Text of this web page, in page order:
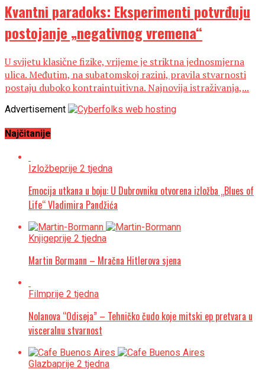
Kvantni paradoks: Eksperimenti potvrđuju
postojanje „negativnog vremena“
U svijetu klasične fizike, vrijeme je striktna jednosmjerna
ulica. Međutim, na subatomskoj razini, pravila stvarnosti
postaju duboko kontraintuitivna. Najnovija istraživanja,...
Advertisement
Najčitanije
Izložbeprije 2 tjedna
Emocija utkana u boju: U Dubrovniku otvorena izložba „Blues of
Life“ Vladimira Pandžića
Knjigeprije 2 tjedna
Martin Bormann – Mračna Hitlerova sjena
Filmprije 2 tjedna
Nolanova “Odiseja” – Tehničko čudo koje mitski ep pretvara u
visceralnu stvarnost
Glazbaprije 2 tjedna